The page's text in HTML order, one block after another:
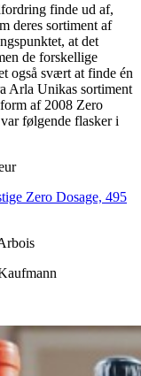
finde ud af,
deres sortiment af
at det
de forskellige
også svært at finde én
Arla Unikas sortiment
af 2008 Zero
følgende flasker i
Zero Dosage, 495